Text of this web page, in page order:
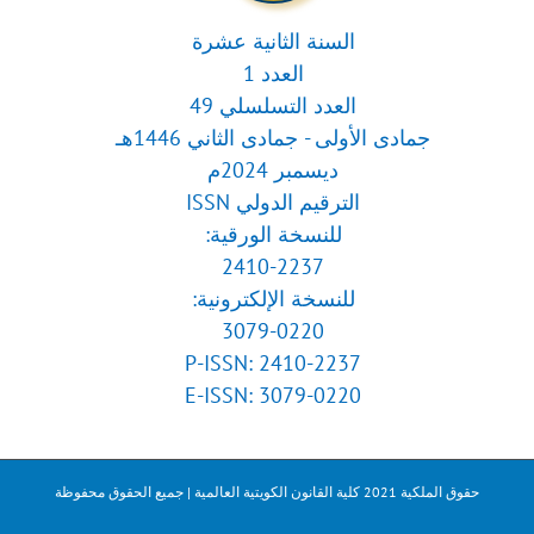
السنة الثانية عشرة
العدد 1
العدد التسلسلي 49
جمادى الأولى - جمادى الثاني 1446هـ
ديسمبر 2024م
الترقيم الدولي ISSN
للنسخة الورقية:
2410-2237
للنسخة الإلكترونية:
3079-0220
P-ISSN: 2410-2237
E-ISSN: 3079-0220
حقوق الملكية 2021 كلية القانون الكويتية العالمية | جميع الحقوق محفوظة